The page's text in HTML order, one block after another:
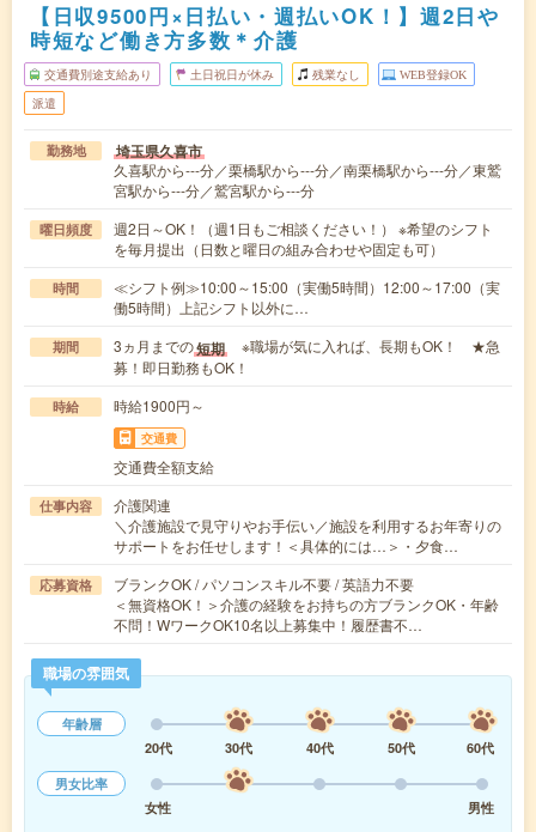
【日収9500円×日払い・週払いOK！】週2日や
時短など働き方多数＊介護
交通費別途支給あり 土日祝日が休み 残業なし WEB登録OK
派遣
勤務地 埼玉県久喜市
久喜駅から---分／栗橋駅から---分／南栗橋駅から---分／東鷲
宮駅から---分／鷲宮駅から---分
曜日頻度
週2日～OK！（週1日もご相談ください！） ※希望のシフト
を毎月提出（日数と曜日の組み合わせや固定も可）
時間
≪シフト例≫10:00～15:00（実働5時間）12:00～17:00（実
働5時間）上記シフト以外に…
期間 3ヵ月までの短期
※職場が気に入れば、長期もOK！ ★急
募！即日勤務もOK！
時給 時給1900円～
交通費
交通費全額支給
仕事内容
介護関連
＼介護施設で見守りやお手伝い／施設を利用するお年寄りの
サポートをお任せします！＜具体的には…＞・夕食…
応募資格
ブランクOK / パソコンスキル不要 / 英語力不要
＜無資格OK！＞介護の経験をお持ちの方ブランクOK・年齢
不問！WワークOK10名以上募集中！履歴書不…
職場の雰囲気
年齢層
20代
30代 40代 50代
60代
男女比率
女性
男性